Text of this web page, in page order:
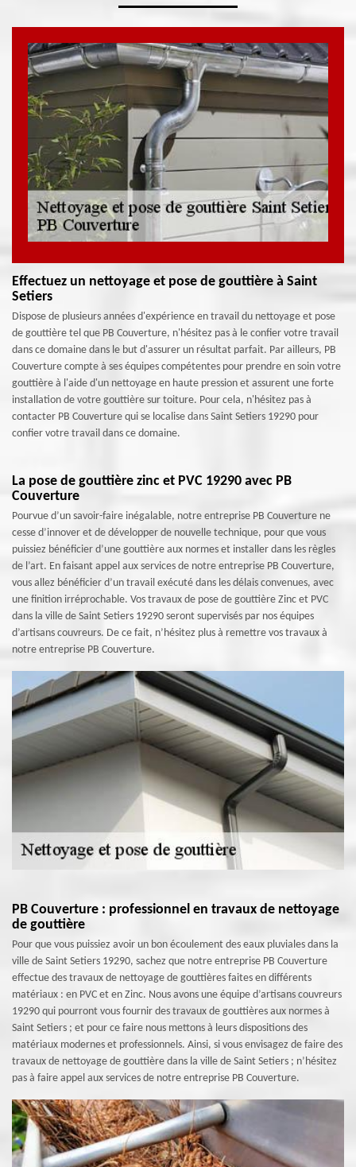
Effectuez un nettoyage et pose de gouttière à Saint
Setiers
Dispose de plusieurs années d'expérience en travail du nettoyage et pose
de gouttière tel que PB Couverture, n'hésitez pas à le confier votre travail
dans ce domaine dans le but d'assurer un résultat parfait. Par ailleurs, PB
Couverture compte à ses équipes compétentes pour prendre en soin votre
gouttière à l'aide d'un nettoyage en haute pression et assurent une forte
installation de votre gouttière sur toiture. Pour cela, n'hésitez pas à
contacter PB Couverture qui se localise dans Saint Setiers 19290 pour
confier votre travail dans ce domaine.
La pose de gouttière zinc et PVC 19290 avec PB
Couverture
Pourvue d’un savoir-faire inégalable, notre entreprise PB Couverture ne
cesse d’innover et de développer de nouvelle technique, pour que vous
puissiez bénéficier d’une gouttière aux normes et installer dans les règles
de l’art. En faisant appel aux services de notre entreprise PB Couverture,
vous allez bénéficier d’un travail exécuté dans les délais convenues, avec
une finition irréprochable. Vos travaux de pose de gouttière Zinc et PVC
dans la ville de Saint Setiers 19290 seront supervisés par nos équipes
d’artisans couvreurs. De ce fait, n’hésitez plus à remettre vos travaux à
notre entreprise PB Couverture.
PB Couverture : professionnel en travaux de nettoyage
de gouttière
Pour que vous puissiez avoir un bon écoulement des eaux pluviales dans la
ville de Saint Setiers 19290, sachez que notre entreprise PB Couverture
effectue des travaux de nettoyage de gouttières faites en différents
matériaux : en PVC et en Zinc. Nous avons une équipe d’artisans couvreurs
19290 qui pourront vous fournir des travaux de gouttières aux normes à
Saint Setiers ; et pour ce faire nous mettons à leurs dispositions des
matériaux modernes et professionnels. Ainsi, si vous envisagez de faire des
travaux de nettoyage de gouttière dans la ville de Saint Setiers ; n’hésitez
pas à faire appel aux services de notre entreprise PB Couverture.